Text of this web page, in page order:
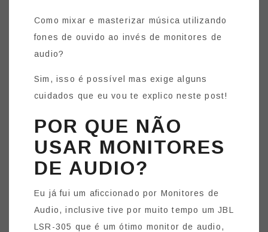
Como mixar e masterizar música utilizando
fones de ouvido ao invés de monitores de
audio?
Sim, isso é possível mas exige alguns
cuidados que eu vou te explico neste post!
POR QUE NÃO
USAR MONITORES
DE AUDIO?
Eu já fui um aficcionado por Monitores de
Audio, inclusive tive por muito tempo um JBL
LSR-305 que é um ótimo monitor de audio,